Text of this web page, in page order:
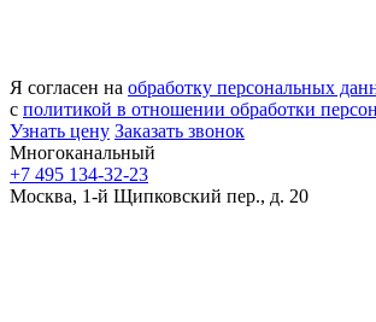
Я согласен на обработку персональных
с политикой в отношении обработки
Узнать цену Заказать звонок
Многоканальный
+7 495 134-32-23
Москва, 1-й Щипковский пер., д. 20